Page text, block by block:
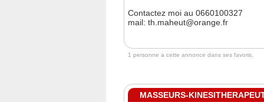
Contactez moi au 0660100327
mail: th.maheut@orange.fr
1 personne a cette annonce dans ses favoris.
MASSEURS-